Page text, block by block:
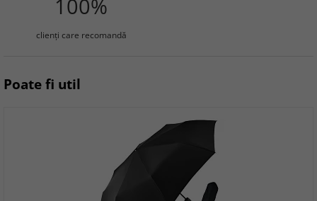
100%
clienţi care recomandă
Poate fi util